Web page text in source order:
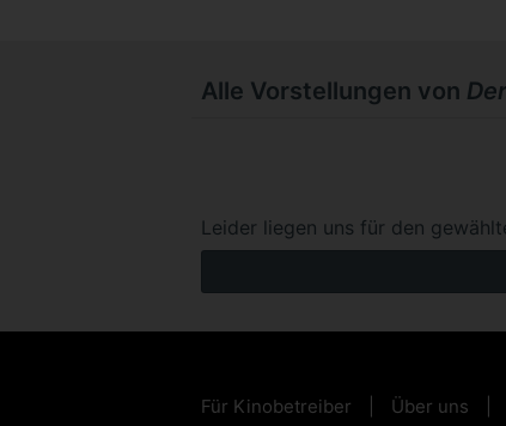
Alle Vorstellungen von
Leider liegen uns für den
Für Kinobetreiber Über uns